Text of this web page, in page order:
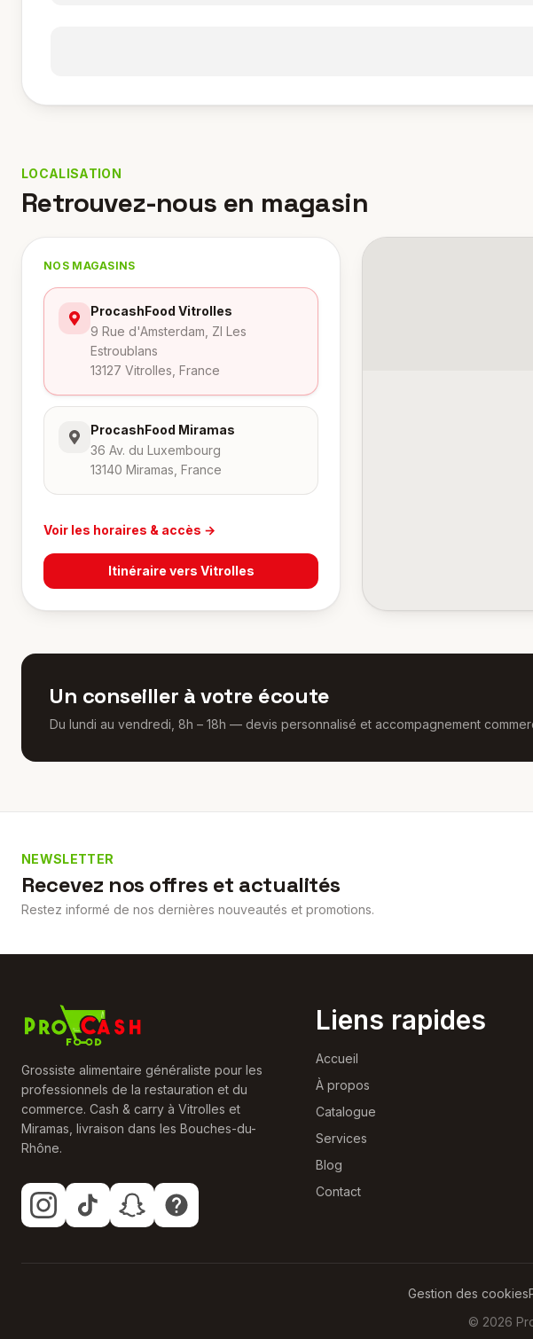
LOCALISATION
Retrouvez-nous en magasin
NOS MAGASINS
ProcashFood Vitrolles
9 Rue d'Amsterdam, ZI Les
Estroublans
13127 Vitrolles, France
ProcashFood Miramas
36 Av. du Luxembourg
13140 Miramas, France
Voir les horaires & accès →
Itinéraire vers Vitrolles
Un conseiller à votre écoute
Du lundi au vendredi, 8h – 18h — devis personnalisé et accompagnement
NEWSLETTER
Recevez nos offres et actualités
Restez informé de nos dernières nouveautés et promotions.
Grossiste alimentaire généraliste pour les
professionnels de la restauration et du
commerce. Cash & carry à Vitrolles et
Miramas, livraison dans les Bouches-du-
Rhône.
Liens rapides
Accueil
À propos
Catalogue
Services
Blog
Contact
Gestion des cookies
© 2026